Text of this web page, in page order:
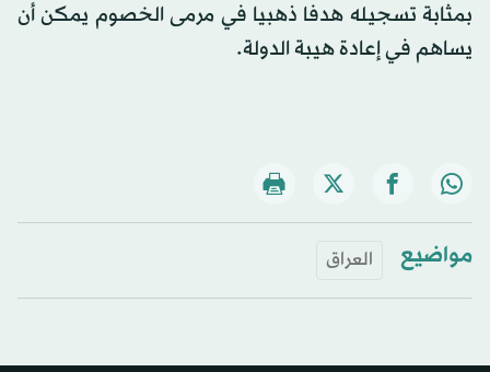
بمثابة تسجيله هدفا ذهبيا في مرمى الخصوم يمكن أن
يساهم في إعادة هيبة الدولة.
مواضيع العراق